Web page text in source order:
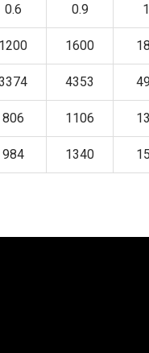
0.6 0.9
1200 1600
4353
806 1106
984 1340